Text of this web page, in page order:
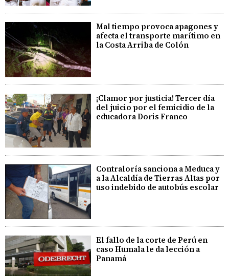
Mal tiempo provoca apagones y
afecta el transporte marítimo en
la Costa Arriba de Colón
¡Clamor por justicia! Tercer día
del juicio por el femicidio de la
educadora Doris Franco
Contraloría sanciona a Meduca y
a la Alcaldía de Tierras Altas por
uso indebido de autobús escolar
El fallo de la corte de Perú en
caso Humala le da lección a
Panamá